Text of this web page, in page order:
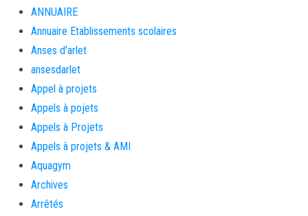
ANNUAIRE
Annuaire Etablissements scolaires
Anses d'arlet
ansesdarlet
Appel à projets
Appels à pojets
Appels à Projets
Appels à projets & AMI
Aquagym
Archives
Arrêtés